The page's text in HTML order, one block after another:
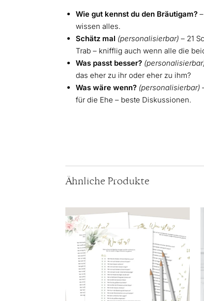
Wie gut kennst du den Bräutigam?
wissen alles.
Schätz mal (personalisierbar) – 21
Trab – knifflig auch wenn alle die
Was passt besser?
das eher zu ihr oder eher zu ihm?
Was wäre wenn? (personalisierbar)
für die Ehe – beste Diskussionen.
Ähnliche Produkte
Produkt
weist
mehrere
Varianten
Optionen
können